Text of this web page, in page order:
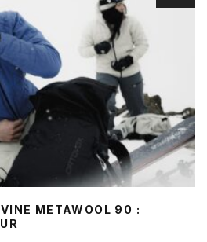
METAWOOL 90 :